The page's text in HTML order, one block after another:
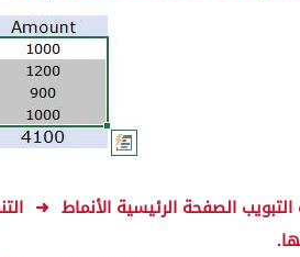
الصفحة الرئيسية الأنماط ➜